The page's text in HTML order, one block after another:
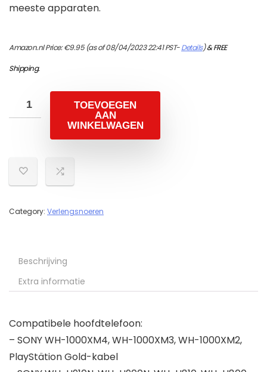
meeste apparaten.
Amazon.nl Price:€9.95(as of 08/04/2023 22:41 PST-Details)&FREE
Shipping.
TOEVOEGEN
AAN
WINKELWAGEN
Category: Verlengsnoeren
Beschrijving
Extra informatie
Compatibele hoofdtelefoon:
– SONY WH-1000XM4, WH-1000XM3, WH-1000XM2,
PlayStätion Gold-kabel